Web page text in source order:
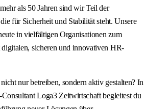
als 50 Jahren sind wir Teil der
für Sicherheit und Stabilität steht. Unsere
in vielfältigen Organisationen zum
sicheren und innovativen HR-
nur betreiben, sondern aktiv gestalten? In
Loga3 Zeitwirtschaft begleitest du